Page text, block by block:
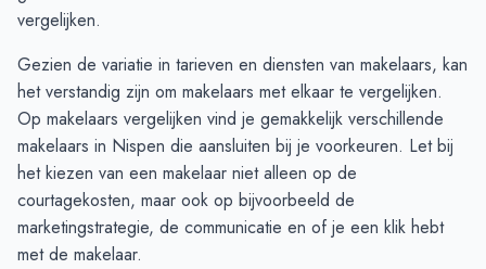
vergelijken.
Gezien de variatie in tarieven en diensten van makelaars, kan
het verstandig zijn om makelaars met elkaar te vergelijken.
Op makelaars vergelijken vind je gemakkelijk verschillende
makelaars in Nispen die aansluiten bij je voorkeuren. Let bij
het kiezen van een makelaar niet alleen op de
courtagekosten, maar ook op bijvoorbeeld de
marketingstrategie, de communicatie en of je een klik hebt
met de makelaar.